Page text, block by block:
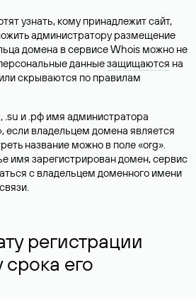
узнать, кому принадлежит сайт,
администратору размещение
домена в сервисе Whois можно не
данныезащищаются на
скрываются по правилам
.su и .рф имя администратора
если владельцем домена является
название можно в поле «org».
имя зарегистрирован домен, сервис
с владельцем доменного имени
регистрации
его